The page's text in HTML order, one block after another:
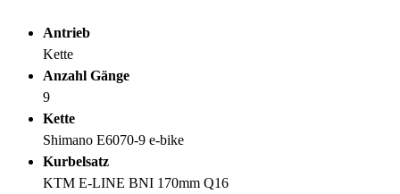
Antrieb
Kette
Anzahl Gänge
9
Kette
Shimano E6070-9 e-bike
Kurbelsatz
KTM E-LINE BNI 170mm Q16